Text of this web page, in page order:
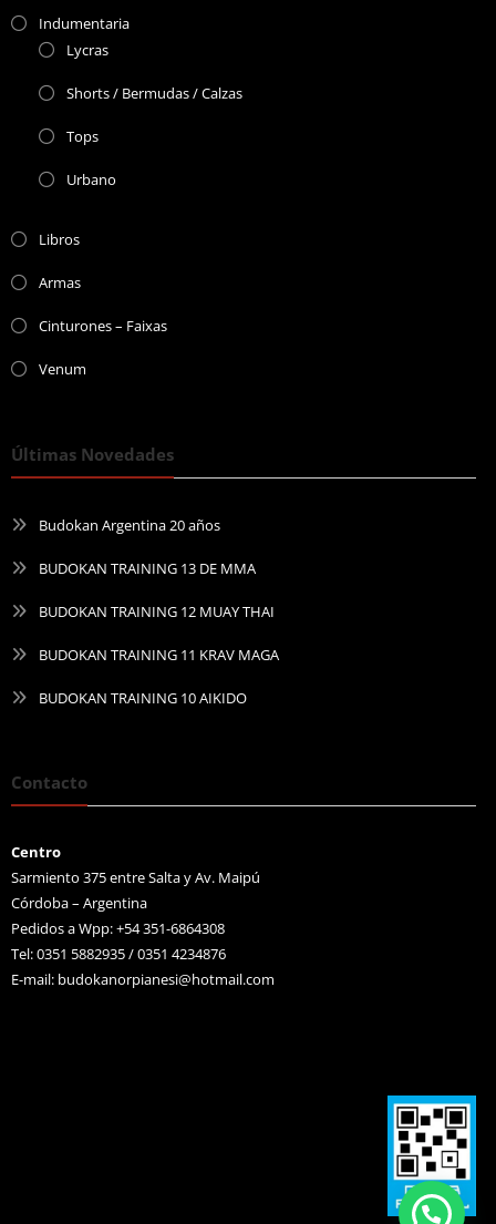
Indumentaria
Lycras
Shorts / Bermudas / Calzas
Tops
Urbano
Libros
Armas
Cinturones – Faixas
Venum
Últimas Novedades
Budokan Argentina 20 años
BUDOKAN TRAINING 13 DE MMA
BUDOKAN TRAINING 12 MUAY THAI
BUDOKAN TRAINING 11 KRAV MAGA
BUDOKAN TRAINING 10 AIKIDO
Contacto
Centro
Sarmiento 375 entre Salta y Av. Maipú
Córdoba – Argentina
Pedidos a Wpp: +54 351-6864308
Tel: 0351 5882935 / 0351 4234876
E-mail: budokanorpianesi@hotmail.com